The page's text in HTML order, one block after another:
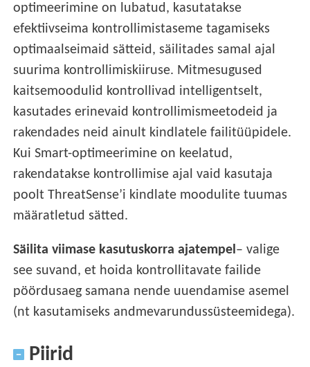
optimeerimine on lubatud, kasutatakse
efektiivseima kontrollimistaseme tagamiseks
optimaalseimaid sätteid, säilitades samal ajal
suurima kontrollimiskiiruse. Mitmesugused
kaitsemoodulid kontrollivad intelligentselt,
kasutades erinevaid kontrollimismeetodeid ja
rakendades neid ainult kindlatele failitüüpidele.
Kui Smart-optimeerimine on keelatud,
rakendatakse kontrollimise ajal vaid kasutaja
poolt ThreatSense’i kindlate moodulite tuumas
määratletud sätted.
Säilita viimase kasutuskorra ajatempel – valige
see suvand, et hoida kontrollitavate failide
pöördusaeg samana nende uuendamise asemel
(nt kasutamiseks andmevarundussüsteemidega).
Piirid